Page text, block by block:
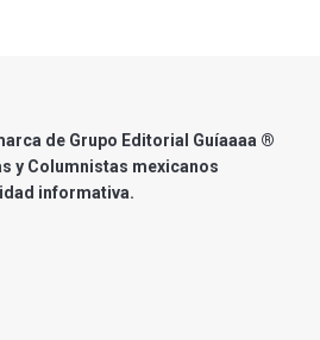
de Grupo Editorial Guíaaaa ®
y Columnistas mexicanos
informativa.